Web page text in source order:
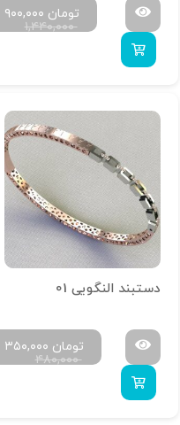
۱,۴۴۰,۰۰۰
۹۰۰,۰۰۰ تومان
دستبند النگویی 01
۴۸۰,۰۰۰
۳۵۰,۰۰۰ تومان